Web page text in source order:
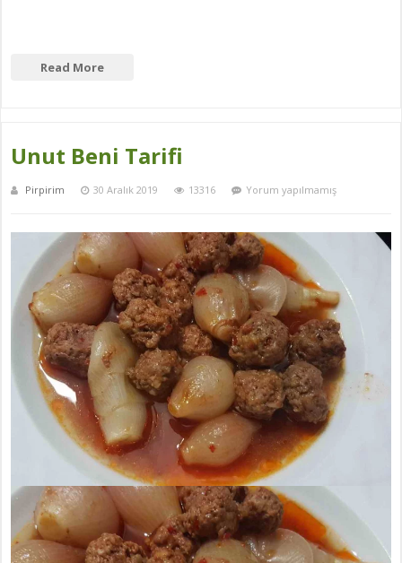
Read More
Unut Beni Tarifi
Pirpirim 30 Aralık 2019 13316 Yorum yapılmamış